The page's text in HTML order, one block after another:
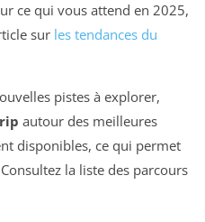
ce qui vous attend en 2025,
sur les tendances du
pistes à explorer,
autour des meilleures
disponibles, ce qui permet
la liste des parcours